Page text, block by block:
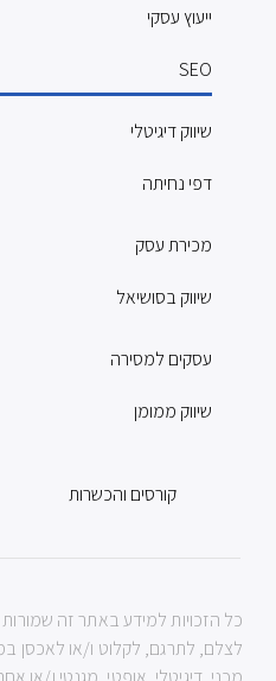
ייעוץ עסקי
SEO
שיווק דיגיטלי
דפי נחיתה
מכירת עסק
שיווק בסושיאל
עסקים למסירה
שיווק ממומן
קורסים והכשרות
לצלם, לתרגם, לקלוט ו/או לאכסן